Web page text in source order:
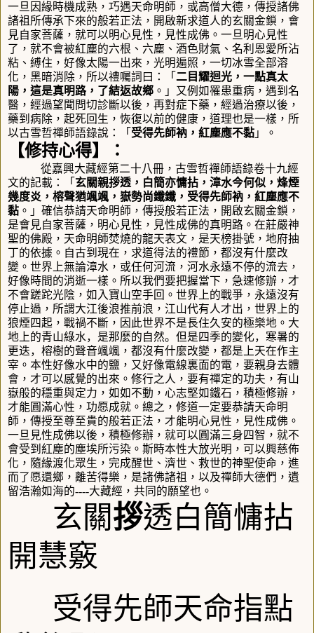
一旦因緣時機成熟，巧遇天命明師，或高僧大德，傳授諸佛
諸祖所傳承下來的般若正法，開啟新求道人的玄關金鎖，會
見自家菩薩，就可以明心見性，見性成佛。一旦明心見性
了，就不會被紅塵的六根、六塵、酒色財氣、名利恩愛所沾
粘、縛住，好像太陽一出來，光明遍照，一切冰雪全部溶
化，黑暗消除，所以禮囑詞曰：「 二目耀迴光，一點真太
陽，這是真明路，了結返故鄉 。」又例如罹患重病，遇到名
醫，經過望聞問切診斷以後，再對症下藥，經過治療以後，
藥到病除，起死回生，恢復以前的健康，道理也是一樣，所
以古雪哲禪師語錄說：「 受得先師衲，紅塵應不黏 」 。
【修持心得】：
從嘉興大藏經第二十八冊，古雪哲禪師語錄卷十九經
文的記載：「 玄關親拶透，白簡亦慵拈，漳水今何似，烽煙
幾度炎，榕聲猶颯颯，嶽勢尚鑯鑯，受得先師衲，紅塵應不
黏 。」 確信恭請天命明師，傳授般若正法，開啟玄關金鎖，
是會見自家菩薩，明心見性，見性成佛的真明路。在莊嚴神
聖的佛殿，天命明師焚燒的龍天表文，是天榜掛號，地府抽
丁的依據。自古到現在，求道得法的禮節，都沒有什麼改
變。世界上無論漳水，或任何河流，河水永遠不停的流去，
好像時間的消逝一樣。所以我們要把握當下，急速修辦，才
不會蹉跎光陰，如入寶山空手回。世界上的戰爭，永遠沒有
停止過，所謂大江後浪推前浪，江山代有人才出，世界上的
狼煙四起，戰禍不斷，因此世界不是長住久安的極樂地。 大
地上的青山綠水，是那麼的自然。但是四季的變化，寒暑的
更迭， 榕樹的聲音颯颯，都沒有什麼改變， 都是上天在作主
宰 。本性好像水中的鹽，又好像電線裏面的電，要親身去體
會，才可以感覺的出來。修行之人，要有禪定的功夫，有山
嶽般的穩重與定力，如如不動，心志堅如鐵石，積極修辦，
才能圓滿心性，功愿成就。總之，修道一定要恭請天命明
師，傳授至尊至貴的般若正法，才能明心見性，見性成佛。
一旦見性成佛以後，積極修辦，就可以圓滿三身四智，就不
會受到紅塵的塵埃所污染。斯時本性大放光明，可以興慈佈
化，隨緣渡化眾生，完成醒世、濟世、救世的神聖使命，進
而了愿還鄉，離苦得樂，是諸佛諸祖，以及禪師大德們，遺
留浩瀚如海的----大藏經，共同的願望也。
玄關拶透白簡慵拈
開慧竅
受得先師天命指點